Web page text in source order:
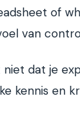
of
van
dat je
kennis en